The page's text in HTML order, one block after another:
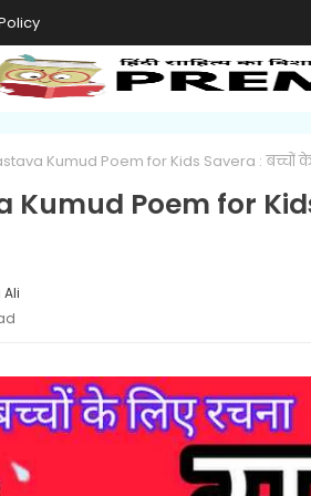
Kumud Poem for Kids Savera : बच्चों
Kumud Poem for